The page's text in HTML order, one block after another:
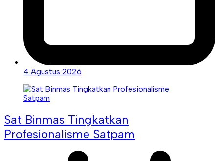
4 Agustus 2026
Sat Binmas Tingkatkan
Profesionalisme Satpam